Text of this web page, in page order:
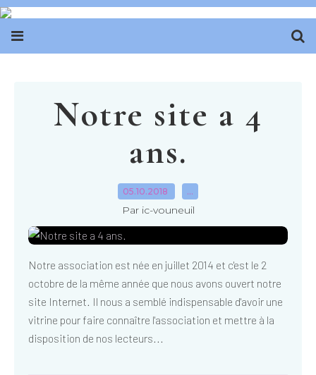
Notre site a 4
ans.
05.10.2018 …
Par ic-vouneuil
Notre association est née en juillet 2014 et c'est le 2
octobre de la même année que nous avons ouvert notre
site Internet. Il nous a semblé indispensable d'avoir une
vitrine pour faire connaître l'association et mettre à la
disposition de nos lecteurs...